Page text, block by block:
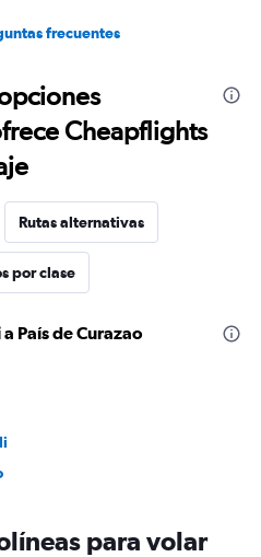
frecuentes
Cheapflights
Rutas alternativas
por clase
País de Curazao
para volar